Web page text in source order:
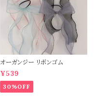
オーガンジー リボンゴム
¥539
30%OFF